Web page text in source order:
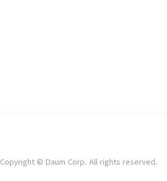
Copyright © Daum Corp. All rights reserved.